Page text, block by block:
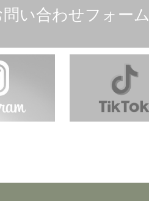
問い合わせフォーム